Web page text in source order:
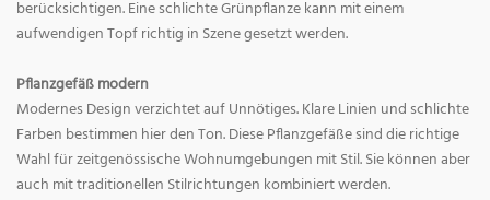
berücksichtigen. Eine schlichte Grünpflanze kann mit einem
aufwendigen Topf richtig in Szene gesetzt werden.
Pflanzgefäß modern
Modernes Design verzichtet auf Unnötiges. Klare Linien und schlichte
Farben bestimmen hier den Ton. Diese Pflanzgefäße sind die richtige
Wahl für zeitgenössische Wohnumgebungen mit Stil. Sie können aber
auch mit traditionellen Stilrichtungen kombiniert werden.